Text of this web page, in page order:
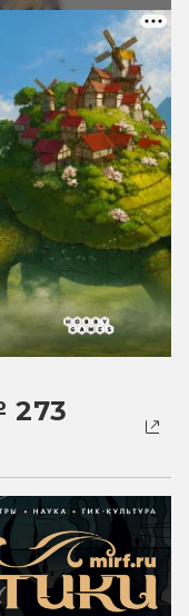
273